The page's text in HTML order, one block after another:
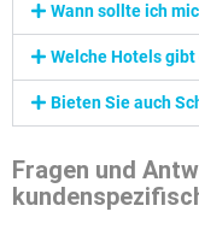
Wann sollte ich
Welche Hotels gibt
Bieten Sie auch
Fragen und